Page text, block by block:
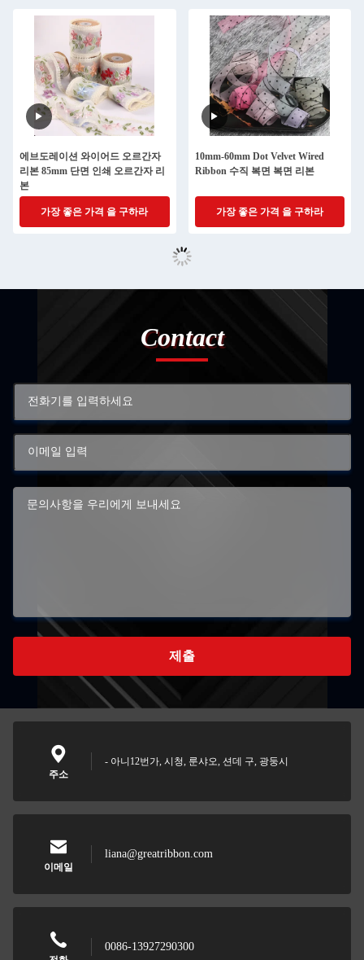
에브도레이션 와이어드 오르간자
리본 85mm 단면 인쇄 오르간자 리
본
가장 좋은 가격 을 구하라
10mm-60mm Dot Velvet Wired
Ribbon 수직 복면 복면 리본
가장 좋은 가격 을 구하라
Contact
제출
주소
- 아니12번가, 시청, 룬샤오, 션데 구, 광둥시
이메일
liana@greatribbon.com
0086-13927290300